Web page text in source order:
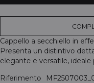
Cappello a secchiello in
Presenta un distintivo
elegante e versatile,
Riferimento